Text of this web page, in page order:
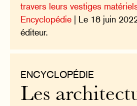
travers leurs vestiges
Encyclopédie | Le 18 juin
éditeur.
ENCYCLOPÉDIE
Les